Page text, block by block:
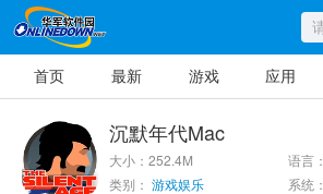
首页 最新 游戏 应用
沉默年代Mac
大小：252.4M
语言
类别： 游戏娱乐 系统